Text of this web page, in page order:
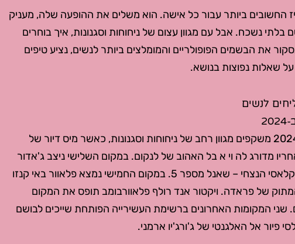
החשובים ביותר עבור כל אישה. הוא משלים את ההופעה שלה, מעניק
נשכח. אבל עם מגוון עצום של ניחוחות וסגנונות, איך בוחרים
את הבשמים הפופולריים והמומלצים ביותר לנשים, נציע טיפים
על שאלות נפוצות בנושא.
לנשים
הבשמים הנמכרים ביותר לנשים ב-2024 משקפים מגוון רחב של ניחוחות וסגנונות, כאשר מיס דיור של
מדורג לה וי א בל האהוב של לנקום. במקום השלישי ניצב ג'אדור
האייקוני של כריסטיאן דיור, ואחריו הקלאסי הנצחי – שאנל מספר 5. במקום החמישי נמצא פלאוור באי קנזו
של פראדה. ויקטור אנד רולף פלאוורבומב תופס את המקום
שני המקומות האחרונים ברשימת העשירייה הפותחת שייכים לבושם
פיור אל האלגנטי של ג'ורג'יו ארמני.